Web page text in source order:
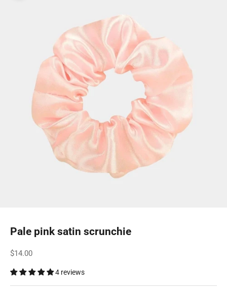
Pale pink satin scrunchie
Sale price
$14.00
4 reviews